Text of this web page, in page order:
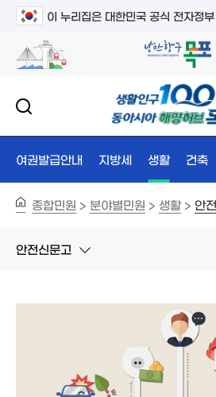
이 누리집은 대한민국 공식 전자정
여권발급안내 지방세 생활 건축
종합민원 > 분야별민원 > 생활 > 안
안전신문고